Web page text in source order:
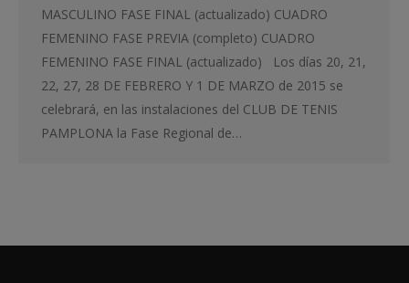
MASCULINO FASE FINAL (actualizado) CUADRO
FEMENINO FASE PREVIA (completo) CUADRO
FEMENINO FASE FINAL (actualizado) Los días 20, 21,
22, 27, 28 DE FEBRERO Y 1 DE MARZO de 2015 se
celebrará, en las instalaciones del CLUB DE TENIS
PAMPLONA la Fase Regional de…